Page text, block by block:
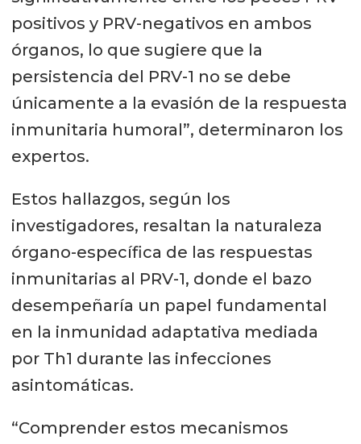
positivos y PRV-negativos en ambos
órganos, lo que sugiere que la
persistencia del PRV-1 no se debe
únicamente a la evasión de la respuesta
inmunitaria humoral”, determinaron los
expertos.
Estos hallazgos, según los
investigadores, resaltan la naturaleza
órgano-específica de las respuestas
inmunitarias al PRV-1, donde el bazo
desempeñaría un papel fundamental
en la inmunidad adaptativa mediada
por Th1 durante las infecciones
asintomáticas.
“Comprender estos mecanismos